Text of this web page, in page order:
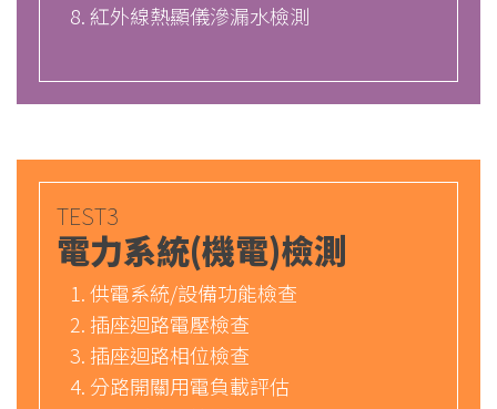
紅外線熱顯儀滲漏水檢測
TEST3
電力系統(機電)檢測
供電系統/設備功能檢查
插座迴路電壓檢查
插座迴路相位檢查
分路開關用電負載評估